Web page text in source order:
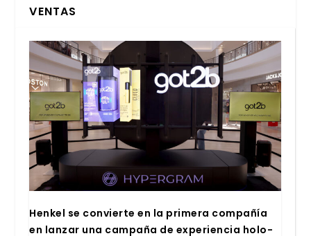
VENTAS
Hen­kel se con­vier­te en la pri­me­ra com­pa­ñía
en lan­zar una cam­pa­ña de expe­rien­cia holo­